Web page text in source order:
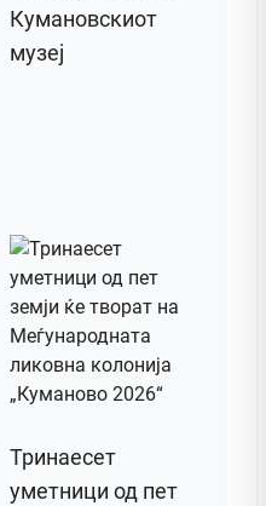
Кумановскиот
музеј
Тринаесет
уметници од пет